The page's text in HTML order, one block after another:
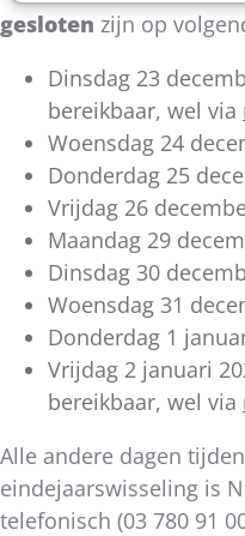
gesloten zijn op
Dinsdag 23
bereikbaar, wel via
Woensdag 24
Donderdag 25
Vrijdag 26
Maandag 29
Dinsdag 30
Woensdag 31
Donderdag 1
Vrijdag 2 januari
bereikbaar, wel via
Alle andere dagen
eindejaarswisseling is
telefonisch (03 780 91